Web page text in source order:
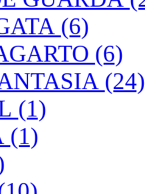
(6)
(6)
(24)
(1)
(1)